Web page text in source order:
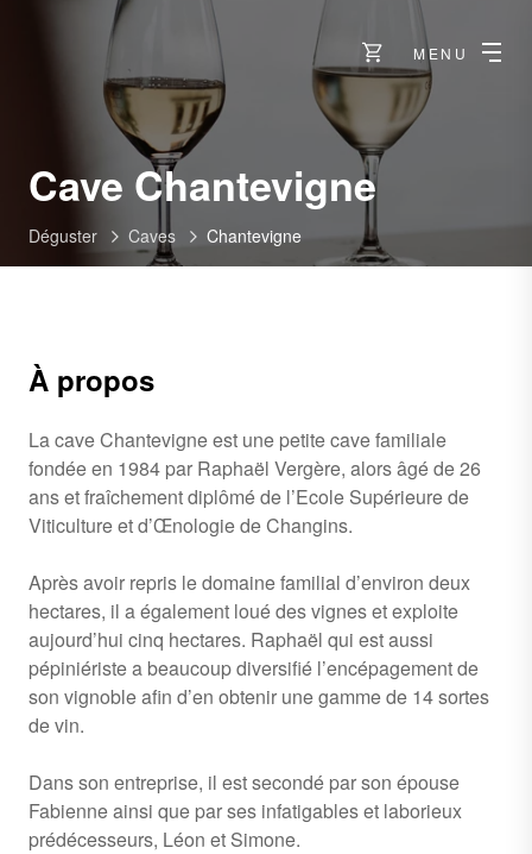
MENU
Cave Chantevigne-
Vétroz
Déguster Caves Chantevigne
À propos
La cave Chantevigne est une petite cave familiale
fondée en 1984 par Raphaël Vergère, alors âgé de 26
ans et fraîchement diplômé de l’Ecole Supérieure de
Viticulture et d’Œnologie de Changins.
Après avoir repris le domaine familial d’environ deux
hectares, il a également loué des vignes et exploite
aujourd’hui cinq hectares. Raphaël qui est aussi
pépiniériste a beaucoup diversifié l’encépagement de
son vignoble afin d’en obtenir une gamme de 14 sortes
de vin.
Dans son entreprise, il est secondé par son épouse
Fabienne ainsi que par ses infatigables et laborieux
prédécesseurs, Léon et Simone.